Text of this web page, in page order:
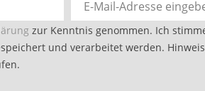
zur Kenntnis genommen. Ich
und verarbeitet werden.